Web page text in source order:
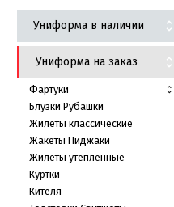
Униформа в наличии
Униформа на заказ
Фартуки
Блузки Рубашки
Жилеты классические
Жакеты Пиджаки
Жилеты утепленные
Куртки
Кителя